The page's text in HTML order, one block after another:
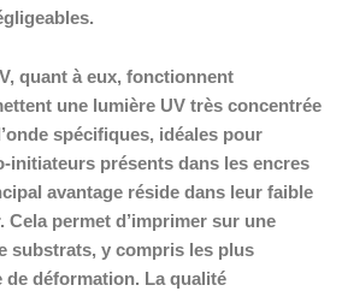
quant à eux, fonctionnent
une lumière UV très concentrée
spécifiques, idéales pour
initiateurs présents dans les encres
avantage réside dans leur faible
Cela permet d’imprimer sur une
substrats, y compris les plus
déformation. La qualité